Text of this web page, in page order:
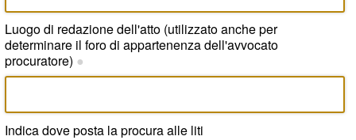
Luogo di redazione dell'atto (utilizzato anche per
determinare il foro di appartenenza dell'avvocato
procuratore) ●
Indica dove posta la procura alle liti